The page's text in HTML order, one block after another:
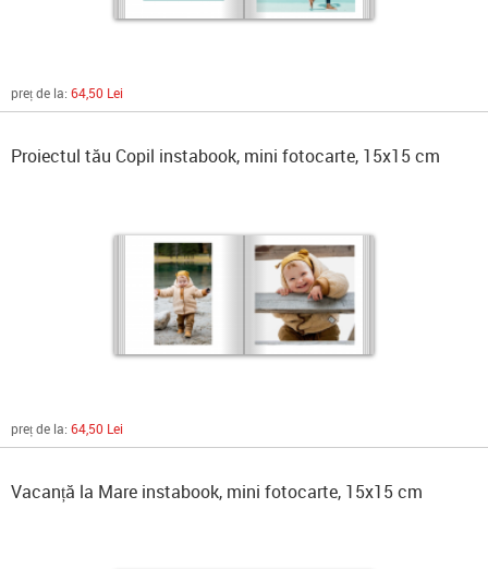
preț de la: 64,50 Lei
Proiectul tău Copil instabook, mini fotocarte, 15x15 cm
preț de la: 64,50 Lei
Vacanță la Mare instabook, mini fotocarte, 15x15 cm